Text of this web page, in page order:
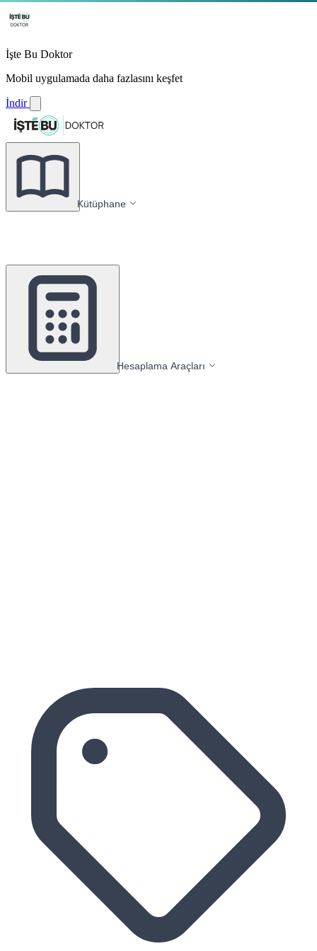
İşte Bu Doktor
Mobil uygulamada daha fazlasını keşfet
İndir
Kütüphane
Hesaplama Araçları